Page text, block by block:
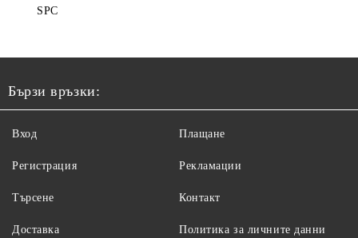
SPC
Бързи връзки:
Вход
Регистрация
Търсене
Доставка
Плащане
Рекламации
Контакт
Политика за личните данни